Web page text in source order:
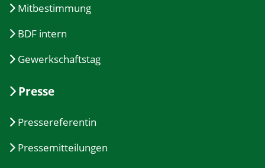
Mitbestimmung
BDF intern
Gewerkschaftstag
Presse
Pressereferentin
Pressemitteilungen